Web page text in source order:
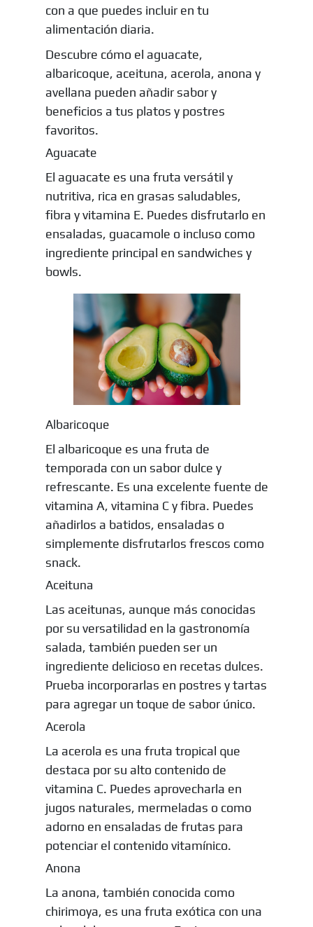
con a que puedes incluir en tu
alimentación diaria.
Descubre cómo el aguacate,
albaricoque, aceituna, acerola, anona y
avellana pueden añadir sabor y
beneficios a tus platos y postres
favoritos.
Aguacate
El aguacate es una fruta versátil y
nutritiva, rica en grasas saludables,
fibra y vitamina E. Puedes disfrutarlo en
ensaladas, guacamole o incluso como
ingrediente principal en sandwiches y
bowls.
Albaricoque
El albaricoque es una fruta de
temporada con un sabor dulce y
refrescante. Es una excelente fuente de
vitamina A, vitamina C y fibra. Puedes
añadirlos a batidos, ensaladas o
simplemente disfrutarlos frescos como
snack.
Aceituna
Las aceitunas, aunque más conocidas
por su versatilidad en la gastronomía
salada, también pueden ser un
ingrediente delicioso en recetas dulces.
Prueba incorporarlas en postres y tartas
para agregar un toque de sabor único.
Acerola
La acerola es una fruta tropical que
destaca por su alto contenido de
vitamina C. Puedes aprovecharla en
jugos naturales, mermeladas o como
adorno en ensaladas de frutas para
potenciar el contenido vitamínico.
Anona
La anona, también conocida como
chirimoya, es una fruta exótica con una